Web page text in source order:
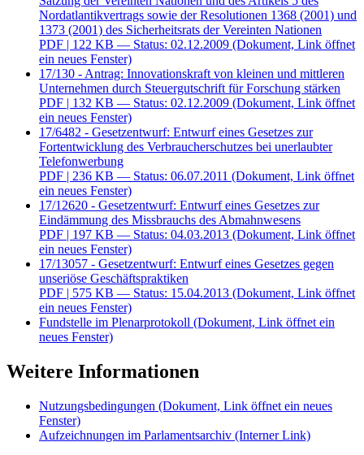
Nordatlantikvertrags sowie der Resolutionen 1368 (2001) und
1373 (2001) des Sicherheitsrats der Vereinten Nationen
PDF | 122 KB — Status: 02.12.2009 (Dokument, Link öffnet
ein neues Fenster)
17/130 - Antrag: Innovationskraft von kleinen und mittleren
Unternehmen durch Steuergutschrift für Forschung stärken
PDF | 132 KB — Status: 02.12.2009 (Dokument, Link öffnet
ein neues Fenster)
17/6482 - Gesetzentwurf: Entwurf eines Gesetzes zur
Fortentwicklung des Verbraucherschutzes bei unerlaubter
Telefonwerbung
PDF | 236 KB — Status: 06.07.2011 (Dokument, Link öffnet
ein neues Fenster)
17/12620 - Gesetzentwurf: Entwurf eines Gesetzes zur
Eindämmung des Missbrauchs des Abmahnwesens
PDF | 197 KB — Status: 04.03.2013 (Dokument, Link öffnet
ein neues Fenster)
17/13057 - Gesetzentwurf: Entwurf eines Gesetzes gegen
unseriöse Geschäftspraktiken
PDF | 575 KB — Status: 15.04.2013 (Dokument, Link öffnet
ein neues Fenster)
Fundstelle im Plenarprotokoll (Dokument, Link öffnet ein
neues Fenster)
Weitere Informationen
Nutzungsbedingungen (Dokument, Link öffnet ein neues
Fenster)
Aufzeichnungen im Parlamentsarchiv (Interner Link)